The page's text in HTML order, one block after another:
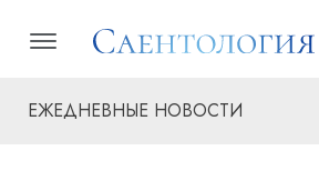
ЕЖЕДНЕВНЫЕ НОВОСТИ